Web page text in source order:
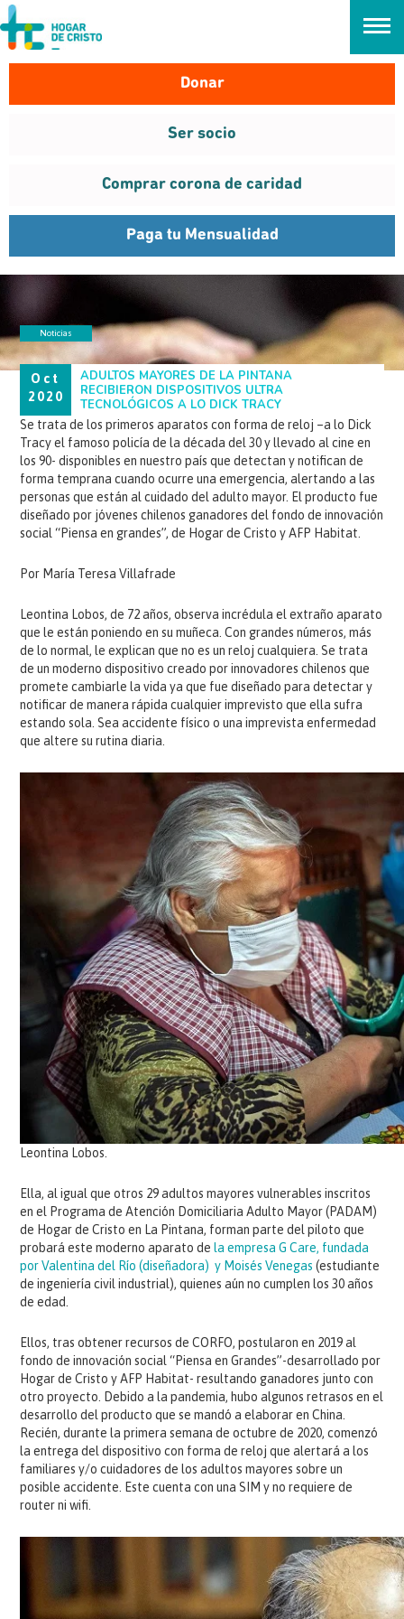
займ онлайн без проверок
Donar
Ser socio
Comprar corona de caridad
Paga tu Mensualidad
#INVOLÚCRATE
Noticias
Oct
2020
ADULTOS MAYORES DE LA PINTANA
RECIBIERON DISPOSITIVOS ULTRA
TECNOLÓGICOS A LO DICK TRACY
Se trata de los primeros aparatos con forma de reloj –a lo Dick
Tracy el famoso policía de la década del 30 y llevado al cine en
los 90- disponibles en nuestro país que detectan y notifican de
forma temprana cuando ocurre una emergencia, alertando a las
personas que están al cuidado del adulto mayor. El producto fue
diseñado por jóvenes chilenos ganadores del fondo de innovación
social “Piensa en grandes”, de Hogar de Cristo y AFP Habitat.
Por María Teresa Villafrade
Leontina Lobos, de 72 años, observa incrédula el extraño aparato
que le están poniendo en su muñeca. Con grandes números, más
de lo normal, le explican que no es un reloj cualquiera. Se trata
de un moderno dispositivo creado por innovadores chilenos que
promete cambiarle la vida ya que fue diseñado para detectar y
notificar de manera rápida cualquier imprevisto que ella sufra
estando sola. Sea accidente físico o una imprevista enfermedad
que altere su rutina diaria.
Leontina Lobos.
Ella, al igual que otros 29 adultos mayores vulnerables inscritos
en el Programa de Atención Domiciliaria Adulto Mayor (PADAM)
de Hogar de Cristo en La Pintana, forman parte del piloto que
probará este moderno aparato de la empresa G Care, fundada
por Valentina del Río (diseñadora) y Moisés Venegas (estudiante
de ingeniería civil industrial), quienes aún no cumplen los 30 años
de edad.
Ellos, tras obtener recursos de CORFO, postularon en 2019 al
fondo de innovación social “Piensa en Grandes”-desarrollado por
Hogar de Cristo y AFP Habitat- resultando ganadores junto con
otro proyecto. Debido a la pandemia, hubo algunos retrasos en el
desarrollo del producto que se mandó a elaborar en China.
Recién, durante la primera semana de octubre de 2020, comenzó
la entrega del dispositivo con forma de reloj que alertará a los
familiares y/o cuidadores de los adultos mayores sobre un
posible accidente. Este cuenta con una SIM y no requiere de
router ni wifi.